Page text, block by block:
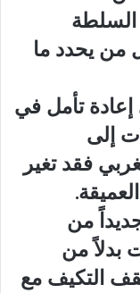
السلطة
من يحدد ما
تأمل في
إلى
فقد تغير
من
بدلاً من
التكيف مع